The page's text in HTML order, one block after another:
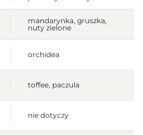
mandarynka, gruszka,
nuty zielone
orchidea
toffee, paczula
nie dotyczy